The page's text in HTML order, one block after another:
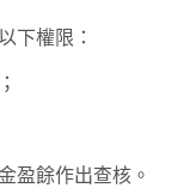
下權限：
盈餘作出查核。